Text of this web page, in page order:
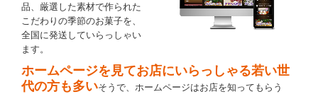
品、厳選した素材で作られた
こだわりの季節のお菓子を、
全国に発送していらっしゃい
ます。
ホームページを見てお店にいらっしゃる若い世
代の方も多いそうで、ホームページはお店を知ってもらう